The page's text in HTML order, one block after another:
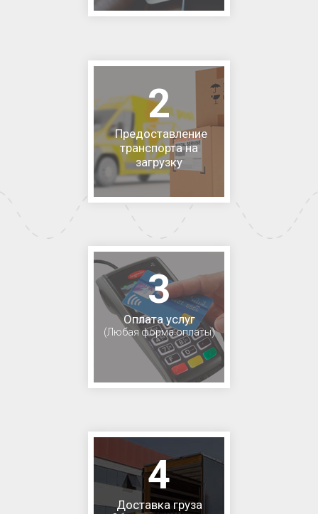
2
Предоставление
транспорта на
загрузку
3
Оплата услуг
(Любая форма оплаты)
4
Доставка груза